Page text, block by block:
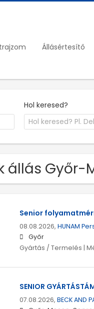
Állásértesítő
Hol keresed?
állás
Senior
08.08.2026, HUNAM
Győr
Gyártás / Termelés |
SENIOR
07.08.2026, BECK AND